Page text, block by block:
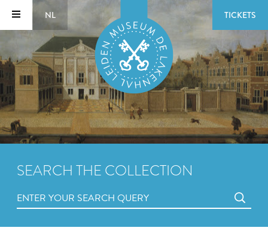
NL TICKETS
SEARCH THE COLLECTION